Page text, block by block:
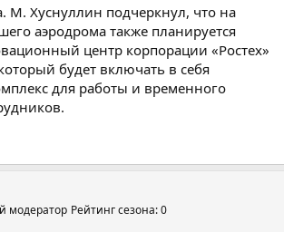
М. Хуснуллин подчеркнул, что на
аэродрома также планируется
центр корпорации «Ростех»
будет включать в себя
для работы и временного
модератор Рейтинг сезона: 0